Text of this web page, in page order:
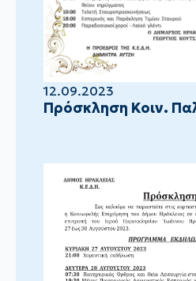
12.09.2023
Πρόσκληση Κοιν.